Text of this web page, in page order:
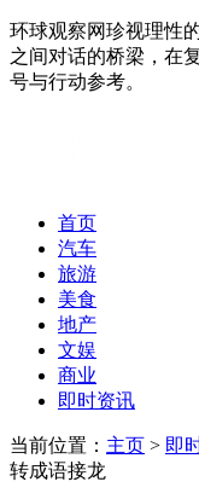
环球观察网珍视理性
之间对话的桥梁，在
号与行动参考。
首页
汽车
旅游
美食
地产
文娱
商业
即时资讯
当前位置： 主页 > 即
转成语接龙